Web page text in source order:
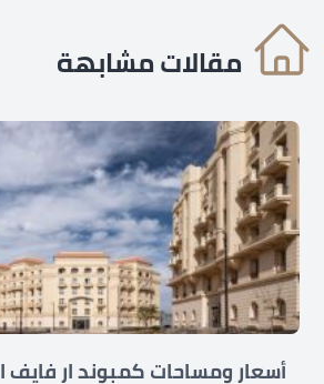
مقالات مشابهة
أسعار ومساحات كمبوند ار فايف